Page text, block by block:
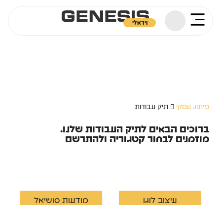
ויראלי
מיתוג עסקי תיק עבודות
ברוכים הבאים לתיק העבודות שלנו.
מוזמנים לבחור קטגוריה ולהתרשם
עיצוב לוגו מודעות סושיאל